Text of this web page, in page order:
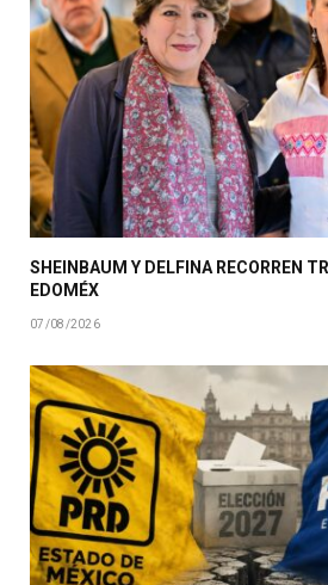
SHEINBAUM Y DELFINA RECORREN
EDOMÉX
07/08/2026